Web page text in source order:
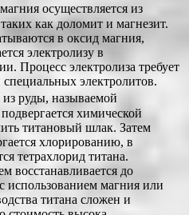
осуществляется из
как доломит и магнезит.
в оксид магния,
электролизу в
Процесс электролиза требует
электролитов.
из руды, называемой
химической
титановый шлак. Затем
хлорированию, в
тетрахлорид титана.
восстанавливается до
использованием магния или
титана сложен и